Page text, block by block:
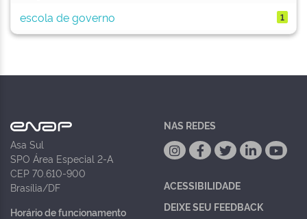
escola de governo
1
Asa Sul
SPO Área Especial 2-A
CEP 70.610-900
Brasília/DF
Horário de funcionamento
NAS REDES
ACESSIBILIDADE
DEIXE SEU FEEDBACK